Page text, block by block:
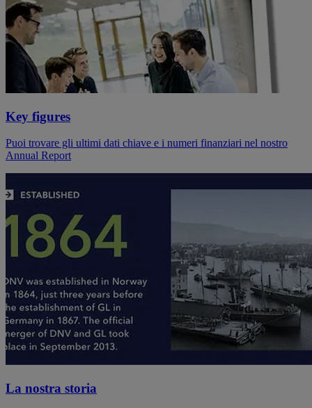
Key figures
Puoi trovare gli ultimi dati chiave e i numeri finanziari nel nostro
Annual Report
La nostra storia